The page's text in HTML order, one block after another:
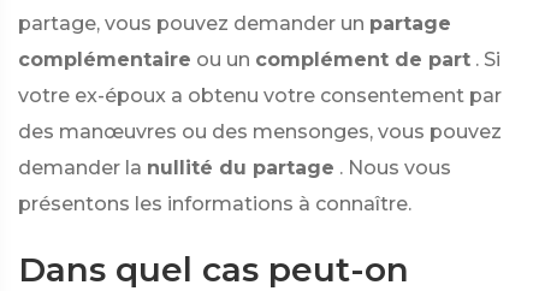
partage, vous pouvez demander un partage
complémentaire ou un complément de part . Si
votre ex-époux a obtenu votre consentement par
des manœuvres ou des mensonges, vous pouvez
demander la nullité du partage . Nous vous
présentons les informations à connaître.
Dans quel cas peut-on